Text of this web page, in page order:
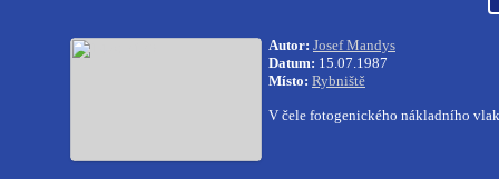
Autor: Josef Mandys
Datum: 15.07.1987
Místo: Rybniště
V čele fotogenického nákladního